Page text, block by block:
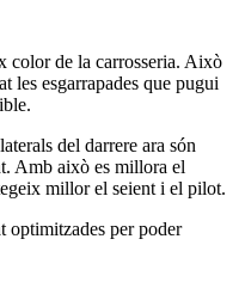
color de la carrosseria. Això
les esgarrapades que pugui
del darrere ara són
Amb això es millora el
millor el seient i el pilot.
optimitzades per poder